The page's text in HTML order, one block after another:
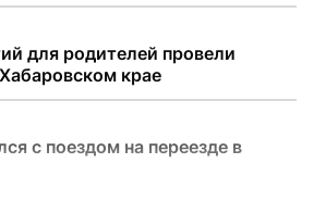
для родителей провели
крае
с поездом на переезде в